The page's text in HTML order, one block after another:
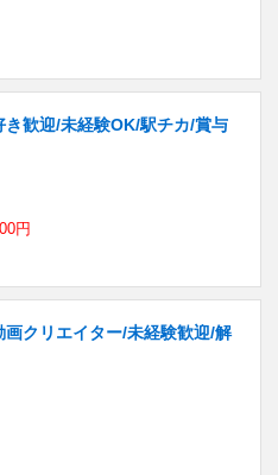
歓迎/未経験OK/駅チカ/賞与
円
クリエイター/未経験歓迎/解